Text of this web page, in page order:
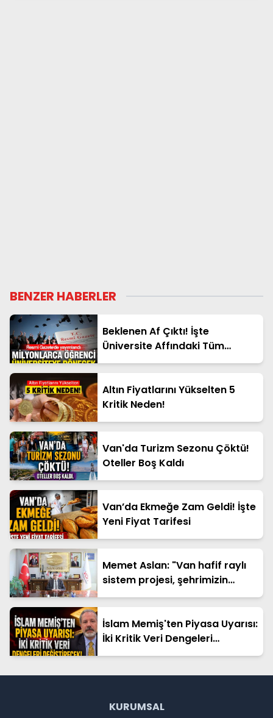
BENZER HABERLER
Beklenen Af Çıktı! İşte
Üniversite Affındaki Tüm
Detaylar
Altın Fiyatlarını Yükselten 5
Kritik Neden!
Van'da Turizm Sezonu Çöktü!
Oteller Boş Kaldı
Van’da Ekmeğe Zam Geldi! İşte
Yeni Fiyat Tarifesi
Memet Aslan: "Van hafif raylı
sistem projesi, şehrimizin
geleceğine yapılan en büyük
İslam Memiş'ten Piyasa Uyarısı:
İki Kritik Veri Dengeleri
Değiştirecek!
KURUMSAL